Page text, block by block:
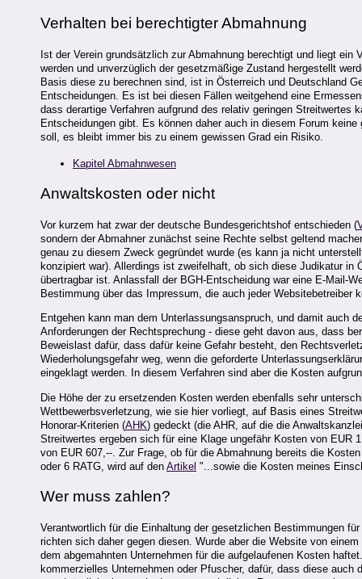
Verhalten bei berechtigter Abmahnung
Ist der Verein grundsätzlich zur Abmahnung berechtigt und liegt ein
werden und unverzüglich der gesetzmäßige Zustand hergestellt
Basis diese zu berechnen sind, ist in Österreich und Deutschland
Entscheidungen. Es ist bei diesen Fällen weitgehend eine
dass derartige Verfahren aufgrund des relativ geringen
Entscheidungen gibt. Es können daher auch in diesem Forum
soll, es bleibt immer bis zu einem gewissen Grad ein Risiko.
Kapitel Abmahnwesen
Anwaltskosten oder nicht
Vor kurzem hat zwar der deutsche Bundesgerichtshof entschieden (
sondern der Abmahner zunächst seine Rechte selbst geltend
genau zu diesem Zweck gegründet wurde (es kann ja nicht
konzipiert war). Allerdings ist zweifelhaft, ob sich diese Judikatur
übertragbar ist. Anlassfall der BGH-Entscheidung war eine E-Mail-
Bestimmung über das Impressum, die auch jeder Websitebetreiber
Entgehen kann man dem Unterlassungsanspruch, und damit auch
Anforderungen der Rechtsprechung - diese geht davon aus, dass
Beweislast dafür, dass dafür keine Gefahr besteht, den
Wiederholungsgefahr weg, wenn die geforderte
eingeklagt werden. In diesem Verfahren sind aber die Kosten
Die Höhe der zu ersetzenden Kosten werden ebenfalls sehr
Wettbewerbsverletzung, wie sie hier vorliegt, auf Basis eines
Honorar-Kriterien (AHK) gedeckt (die AHR, auf die die
Streitwertes ergeben sich für eine Klage ungefähr Kosten von EUR
von EUR 607,--. Zur Frage, ob für die Abmahnung bereits die
oder 6 RATG, wird auf den Artikel "...sowie die Kosten meines
Wer muss zahlen?
Verantwortlich für die Einhaltung der gesetzlichen Bestimmungen
richten sich daher gegen diesen. Wurde aber die Website von
dem abgemahnten Unternehmen für die aufgelaufenen Kosten
kommerzielles Unternehmen oder Pfuscher, dafür, dass diese